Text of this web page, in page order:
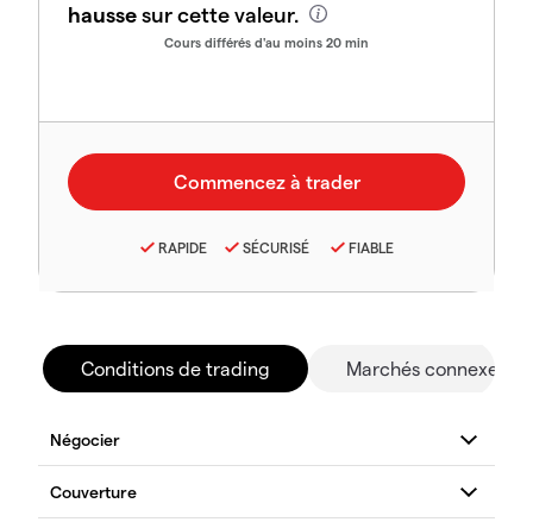
haussesur cette valeur.
Cours différés d'au moins 20 min
RAPIDE SÉCURISÉ FIABLE
Conditions de trading Marchés connexes